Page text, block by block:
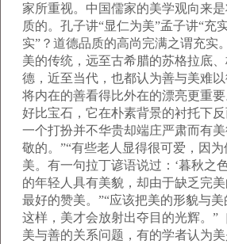
家所重视。中国儒家的美学观向来
质的。孔子讲“显仁为美”孟子讲“充
实”？道德品质的高尚完满之谓充实
美的传统，远至古希腊的苏格拉底
德，近至当代，也都认为善与美难
将内在的善看得比外在的漂亮更重
好比宝石，它在朴素背景的衬托下反
一个打扮并不华贵却端庄严肃而有
敬的。”“有些老人显得很可爱，因
美。有一句拉丁谚语说过：‘暮秋之
的年轻人具有美貌，却由于缺乏完
最好的赞美。”“应该把美的形貌与美
这样，美才会放射出夺目的光辉。”
美与善的关系问题，有的学者认为